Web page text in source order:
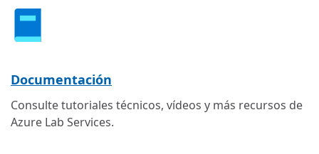
Documentación
Consulte tutoriales técnicos, vídeos y más recursos de
Azure Lab Services.